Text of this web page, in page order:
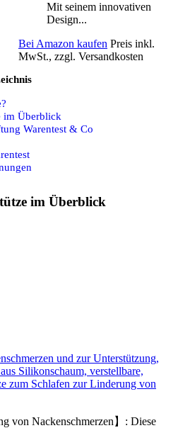
Mit seinem innovativen
Design...
Bei Amazon kaufen Preis inkl.
MwSt., zzgl. Versandkosten
im Überblick
Warentest & Co
im Überblick
und zur Unterstützung,
Silikonschaum, verstellbare,
zum Schlafen zur Linderung von
von Nackenschmerzen】: Diese